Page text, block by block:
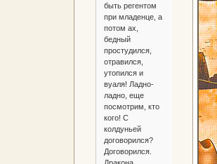
быть регентом
при младенце, а
потом ах,
бедный
простудился,
отравился,
утопился и
вуаля! Ладно-
ладно, еще
посмотрим, кто
кого! С
колдуньей
договорился?
Договорился.